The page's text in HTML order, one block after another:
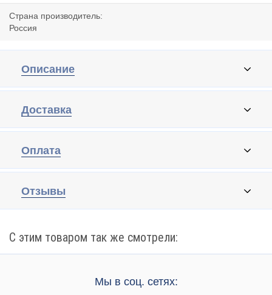
Страна производитель:
Россия
Описание
Доставка
Оплата
Отзывы
С этим товаром так же смотрели:
Мы в соц. сетях: